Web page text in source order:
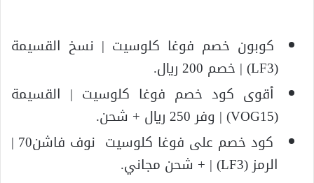
كوبون خصم فوغا كلوسيت | نسخ القسيمة
(LF3) | خصم 200 ريال.
أقوى كود خصم فوغا كلوسيت | القسيمة
(VOG15) | وفر 250 ريال + شحن.
كود خصم على فوغا كلوسيت نوف فاشن70 |
الرمز (LF3) | + شحن مجاني.